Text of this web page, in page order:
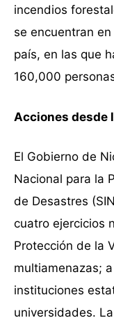
incendios
se encuentran
país, en las que
160,000
Acciones desde
El Gobierno de
Nacional para la
de Desastres
cuatro ejercicios
Protección de la
multiamenazas;
instituciones
universidades.